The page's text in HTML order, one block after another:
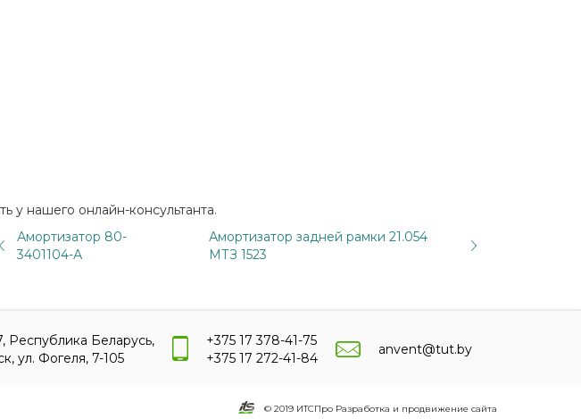
у нашего онлайн-консультанта.
Амортизатор 80-
3401104-А
Амортизатор задней рамки 21.054
МТЗ 1523
Республика Беларусь,
ул. Фогеля, 7-105
+375 17 378-41-75
+375 17 272-41-84
anvent@tut.by
© 2019 ИТСПро Разработка и продвижение сайта